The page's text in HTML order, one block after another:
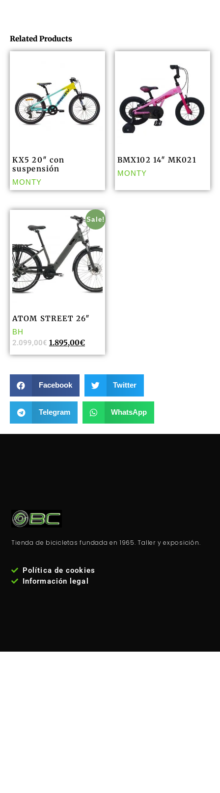
Related Products
KX5 20″ con
suspensión
MONTY
BMX102 14″ MK021
MONTY
Sale!
ATOM STREET 26″
BH
2.099,00€ 1.895,00€
Facebook Twitter
Telegram WhatsApp
Tienda de bicicletas fundada en 1965. Taller y exposición.
Política de cookies
Información legal